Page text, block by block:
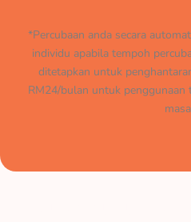
*Percubaan anda secara
individu apabila tempoh
ditetapkan untuk
RM24/bulan untuk